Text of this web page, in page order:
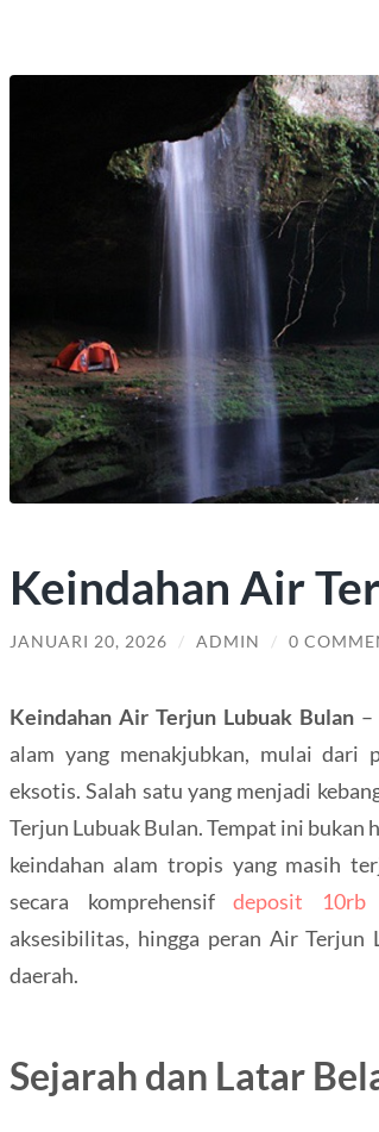
Keindahan Air
JANUARI 20, 2026 / ADMIN / 0
Keindahan Air Terjun Lubuak Bulan–
alam yang menakjubkan, mulai dari
eksotis. Salah satu yang menjadi
Terjun Lubuak Bulan. Tempat ini bukan
keindahan alam tropis yang masih
secara komprehensifdeposit 10rb
aksesibilitas, hingga peran Air Terjun
daerah.
Sejarah dan Latar